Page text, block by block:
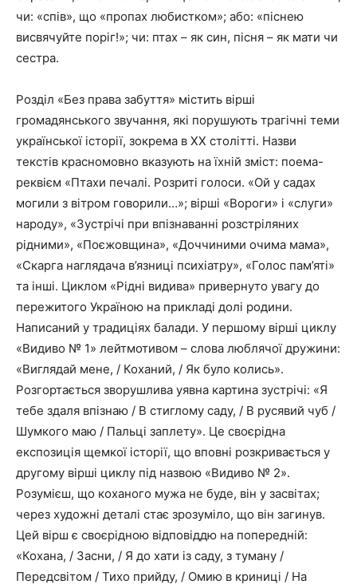
чи: «спів», що «пропах любистком»; або: «піснею
висвячуйте поріг!»; чи: птах – як син, пісня – як мати чи
сестра.
Розділ «Без права забуття» містить вірші
громадянського звучання, які порушують трагічні теми
української історії, зокрема в ХХ столітті. Назви
текстів красномовно вказують на їхній зміст: поема-
реквієм «Птахи печалі. Розриті голоси. «Ой у садах
могили з вітром говорили…»; вірші «Вороги» і «слуги»
народу», «Зустрічі при впізнаванні розстріляних
рідними», «Поєжовщина», «Доччиними очима мама»,
«Скарга наглядача в’язниці психіатру», «Голос пам’яті»
та інші. Циклом «Рідні видива» привернуто увагу до
пережитого Україною на прикладі долі родини.
Написаний у традиціях балади. У першому вірші циклу
«Видиво № 1» лейтмотивом – слова люблячої дружини:
«Виглядай мене, / Коханий, / Як було колись».
Розгортається зворушлива уявна картина зустрічі: «Я
тебе здаля впізнаю / В стиглому саду, / В русявий чуб /
Шумкого маю / Пальці заплету». Це своєрідна
експозиція щемкої історії, що вповні розкривається у
другому вірші циклу під назвою «Видиво № 2».
Розумієш, що коханого мужа не буде, він у засвітах;
через художні деталі стає зрозуміло, що він загинув.
Цей вірш є своєрідною відповіддю на попередній:
«Кохана, / Засни, / Я до хати із саду, з туману /
Передсвітом / Тихо прийду, / Омию в криниці / На